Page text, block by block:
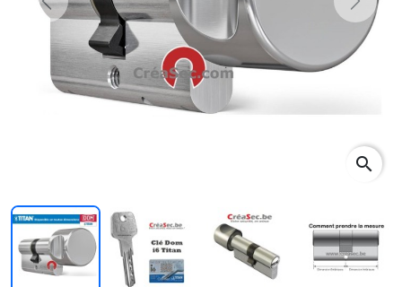
Previous Next
search